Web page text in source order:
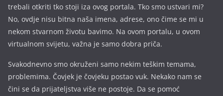
trebali otkriti tko stoji iza ovog portala. Tko smo ustvari mi?
No, ovdje nisu bitna naša imena, adrese, ono čime se mi u
nekom stvarnom životu bavimo. Na ovom portalu, u ovom
virtualnom svijetu, važna je samo dobra priča.
Svakodnevno smo okruženi samo nekim teškim temama,
problemima. Čovjek je čovjeku postao vuk. Nekako nam se
čini se da prijateljstva više ne postoje. Da se pomoć